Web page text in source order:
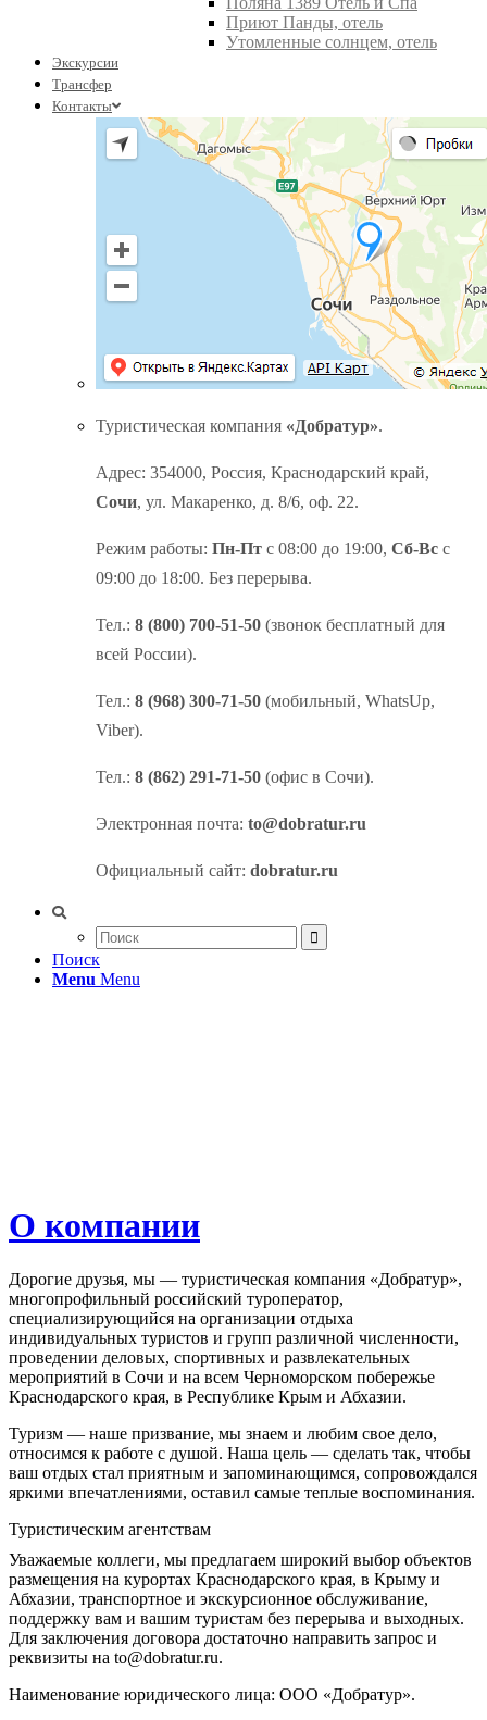
Приют Панды, отель
Утомленные солнцем, отель
Экскурсии
Трансфер
Контакты
Туристическая компания «Добратур».
Адрес: 354000, Россия, Краснодарский край,
Сочи, ул. Макаренко, д. 8/6, оф. 22.
Режим работы: Пн-Пт с 08:00 до 19:00, Сб-Вс с
09:00 до 18:00. Без перерыва.
Тел.: 8 (800) 700-51-50 (звонок бесплатный для
всей России).
Тел.: 8 (968) 300-71-50 (мобильный, WhatsUp,
Viber).
Тел.: 8 (862) 291-71-50 (офис в Сочи).
Электронная почта: to@dobratur.ru
Официальный сайт: dobratur.ru
Поиск
Menu Menu
О компании
Дорогие друзья, мы — туристическая компания «Добратур»,
многопрофильный российский туроператор,
специализирующийся на организации отдыха
индивидуальных туристов и групп различной численности,
проведении деловых, спортивных и развлекательных
мероприятий в Сочи и на всем Черноморском побережье
Краснодарского края, в Республике Крым и Абхазии.
Туризм — наше призвание, мы знаем и любим свое дело,
относимся к работе с душой. Наша цель — сделать так, чтобы
ваш отдых стал приятным и запоминающимся, сопровождался
яркими впечатлениями, оставил самые теплые воспоминания.
Туристическим агентствам
Уважаемые коллеги, мы предлагаем широкий выбор объектов
размещения на курортах Краснодарского края, в Крыму и
Абхазии, транспортное и экскурсионное обслуживание,
поддержку вам и вашим туристам без перерыва и выходных.
Для заключения договора достаточно направить запрос и
реквизиты на to@dobratur.ru.
Наименование юридического лица: ООО «Добратур».